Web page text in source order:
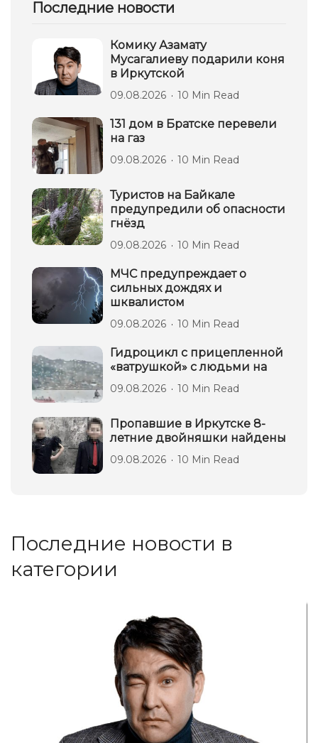
Последние новости
Комику Азамату
Мусагалиеву подарили коня
в Иркутской
09.08.2026 10 Min Read
131 дом в Братске перевели
на газ
09.08.2026 10 Min Read
Туристов на Байкале
предупредили об опасности
гнёзд
09.08.2026 10 Min Read
МЧС предупреждает о
сильных дождях и
шквалистом
09.08.2026 10 Min Read
Гидроцикл с прицепленной
«ватрушкой» с людьми на
09.08.2026 10 Min Read
Пропавшие в Иркутске 8-
летние двойняшки найдены
09.08.2026 10 Min Read
Последние новости в
категории